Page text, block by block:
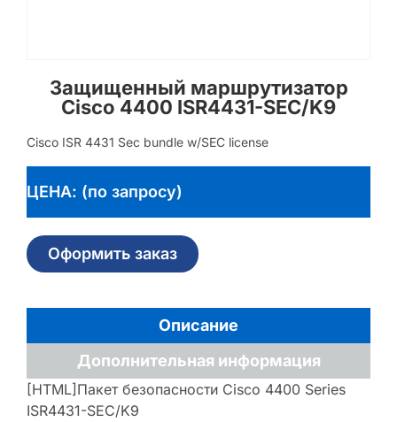
Защищенный маршрутизатор
Cisco 4400 ISR4431-SEC/K9
Cisco ISR 4431 Sec bundle w/SEC license
ЦЕНА: (по запросу)
Оформить заказ
Описание
Дополнительная информация
[HTML]Пакет безопасности Cisco 4400 Series
ISR4431-SEC/K9